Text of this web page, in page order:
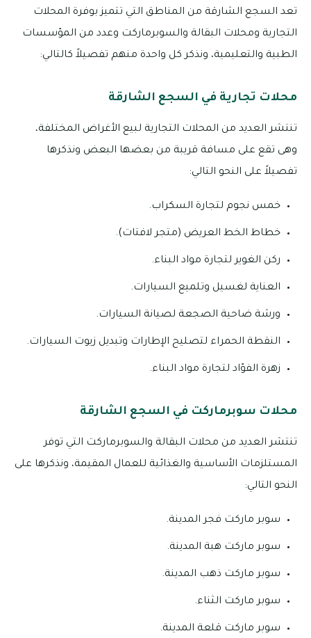
تعد السجع الشارقة من المناطق التي تتميز بوفرة المحلات
التجارية ومحلات البقالة والسوبرماركت وعدد من المؤسسات
الطبية والتعليمية، ونذكر كل واحدة منهم تفصيلاً كالتالي:
محلات تجارية في السجع الشارقة
تنتشر العديد من المحلات التجارية لبيع الأغراض المختلفة،
وهى تقع على مسافة قريبة من بعضها البعض ونذكرها
تفصيلاً على النحو التالي:
خمس نجوم لتجارة السكراب.
خطاط الخط العريض (متجر لافتات).
ركن الغوير لتجارة مواد البناء.
العناية لغسيل وتلميع السيارات.
ورشة ضاحية الصجعة لصيانة السيارات.
النقطة الحمراء لتصليح الإطارات وتبديل زيوت السيارات.
زهرة الفؤاد لتجارة مواد البناء.
محلات سوبرماركت في السجع الشارقة
تنتشر العديد من محلات البقالة والسوبرماركت التي توفر
المستلزمات الأساسية والغذائية للعمال المقيمة، ونذكرها على
النحو التالي:
سوبر ماركت فجر المدينة.
سوبر ماركت هبة المدينة.
سوبر ماركت ذهب المدينة.
سوبر ماركت الثناء.
سوبر ماركت قلعة المدينة.